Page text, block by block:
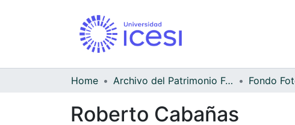
Home Archivo del Patrimonio Fotográfico y Fílmico del Valle del Cauca
Roberto Cabañas